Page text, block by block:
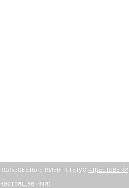
пользователь имеет статус «трастовый»
настоящее имя: